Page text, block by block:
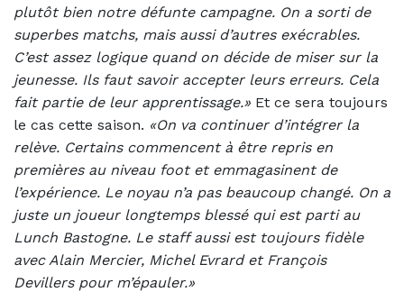
plutôt bien notre défunte campagne. On a sorti de
superbes matchs, mais aussi d’autres exécrables.
C’est assez logique quand on décide de miser sur la
jeunesse. Ils faut savoir accepter leurs erreurs. Cela
fait partie de leur apprentissage.» Et ce sera toujours
le cas cette saison. «On va continuer d’intégrer la
relève. Certains commencent à être repris en
premières au niveau foot et emmagasinent de
l’expérience. Le noyau n’a pas beaucoup changé. On a
juste un joueur longtemps blessé qui est parti au
Lunch Bastogne. Le staff aussi est toujours fidèle
avec Alain Mercier, Michel Evrard et François
Devillers pour m’épauler.»